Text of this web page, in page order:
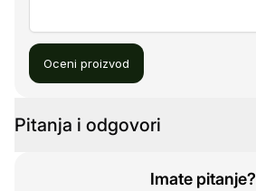
Oceni proizvod
Pitanja i odgovori
Imate pitanje?